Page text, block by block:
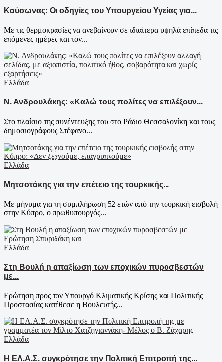
Καύσωνας: Οι οδηγίες του Υπουργείου Υγείας για...
Με τις θερμοκρασίες να ανεβαίνουν σε ιδιαίτερα υψηλά επίπεδα τις
επόμενες ημέρες και τον...
Ελλάδα
Ν. Ανδρουλάκης: «Καλώ τους πολίτες να επιλέξουν...
Στο πλαίσιο της συνέντευξης του στο Ράδιο Θεσσαλονίκη και τους
δημοσιογράφους Στέφανο...
Ελλάδα
Μητσοτάκης για την επέτειο της τουρκικής...
Με μήνυμα για τη συμπλήρωση 52 ετών από την τουρκική εισβολή
στην Κύπρο, ο πρωθυπουργός...
Ελλάδα
Στη Βουλή η απαξίωση των εποχικών πυροσβεστών
με...
Ερώτηση προς τον Υπουργό Κλιματικής Κρίσης και Πολιτικής
Προστασίας κατέθεσε η Βουλευτής...
Ελλάδα
Η ΕΛ.Α.Σ. συγκρότησε την Πολιτική Επιτροπή της...